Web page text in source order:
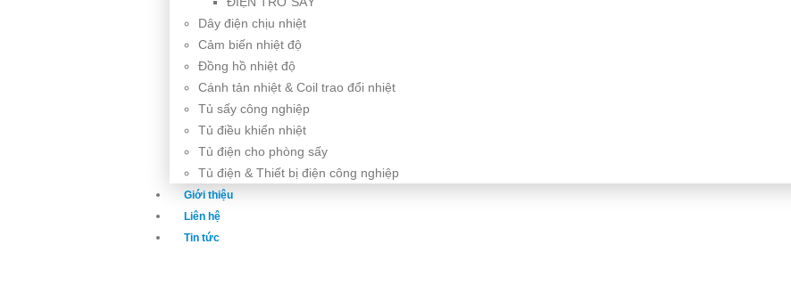
Dây điện chịu nhiệt
Cảm biến nhiệt độ
Đồng hồ nhiệt độ
Cánh tản nhiệt & Coil trao đổi nhiệt
Tủ sấy công nghiệp
Tủ điều khiển nhiệt
Tủ điện cho phòng sấy
Tủ điện & Thiết bị điện công nghiệp
Giới thiệu
Liên hệ
Tin tức